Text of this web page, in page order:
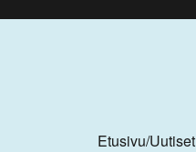
Etusivu/Uutiset